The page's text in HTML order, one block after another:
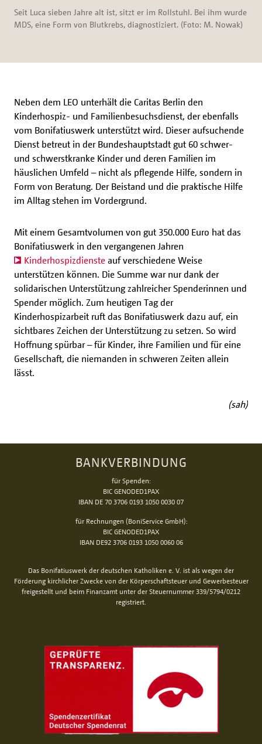
Seit Luca sieben Jahre alt ist, sitzt er im Rollstuhl. Bei ihm wurde
MDS, eine Form von Blutkrebs, diagnostiziert. (Foto: M. Nowak)
Neben dem LEO unterhält die Caritas Berlin den
Kinderhospiz- und Familienbesuchsdienst, der ebenfalls
vom Bonifatiuswerk unterstützt wird. Dieser aufsuchende
Dienst betreut in der Bundeshauptstadt gut 60 schwer-
und schwerstkranke Kinder und deren Familien im
häuslichen Umfeld – nicht als pflegende Hilfe, sondern in
Form von Beratung. Der Beistand und die praktische Hilfe
im Alltag stehen im Vordergrund.
Mit einem Gesamtvolumen von gut 350.000 Euro hat das
Bonifatiuswerk in den vergangenen Jahren
Kinderhospizdienste auf verschiedene Weise
unterstützen können. Die Summe war nur dank der
solidarischen Unterstützung zahlreicher Spenderinnen und
Spender möglich. Zum heutigen Tag der
Kinderhospizarbeit ruft das Bonifatiuswerk dazu auf, ein
sichtbares Zeichen der Unterstützung zu setzen. So wird
Hoffnung spürbar – für Kinder, ihre Familien und für eine
Gesellschaft, die niemanden in schweren Zeiten allein
lässt.
(sah)
BANKVERBINDUNG
für Spenden:
BIC GENODED1PAX
IBAN DE 70 3706 0193 1050 0030 07
für Rechnungen (BoniService GmbH):
BIC GENODED1PAX
IBAN DE92 3706 0193 1050 0060 06
Das Bonifatiuswerk der deutschen Katholiken e. V. ist als wegen der
Förderung kirchlicher Zwecke von der Körperschaftsteuer und Gewerbesteuer
freigestellt und beim Finanzamt unter der Steuernummer 339/5794/0212
registriert.